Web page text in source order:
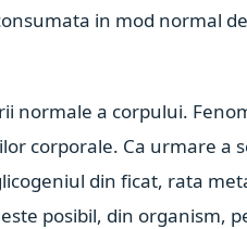
in mod normal
normale a corpului.
corporale. Ca urmare a
din ficat, rata
posibil, din organism,